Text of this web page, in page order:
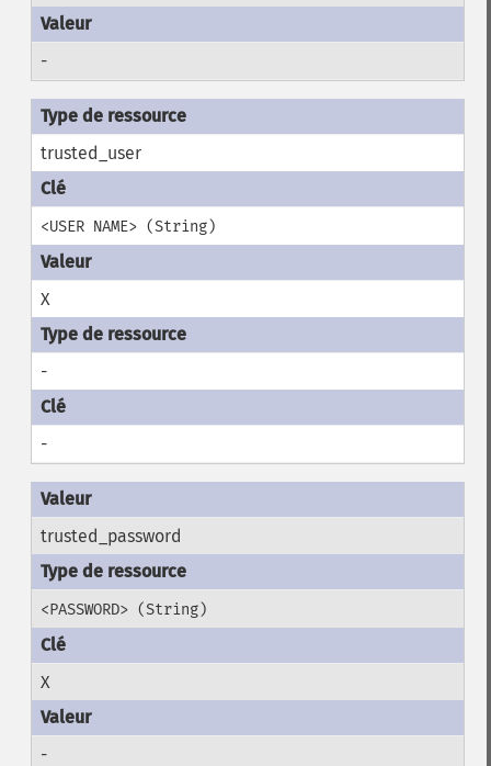
-
trusted_user
<USER NAME> (String)
X
-
-
trusted_password
<PASSWORD> (String)
X
-